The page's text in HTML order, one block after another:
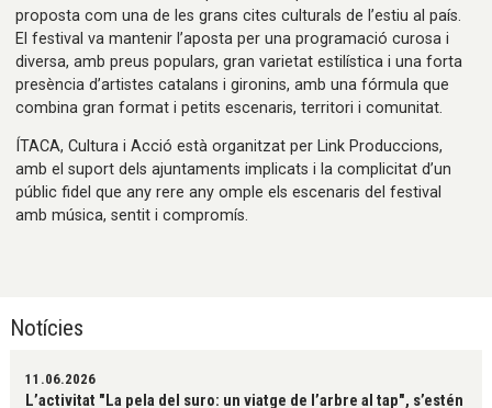
proposta com una de les grans cites culturals de l’estiu al país.
El festival va mantenir l’aposta per una programació curosa i
diversa, amb preus populars, gran varietat estilística i una forta
presència d’artistes catalans i gironins, amb una fórmula que
combina gran format i petits escenaris, territori i comunitat.
ÍTACA, Cultura i Acció està organitzat per Link Produccions,
amb el suport dels ajuntaments implicats i la complicitat d’un
públic fidel que any rere any omple els escenaris del festival
amb música, sentit i compromís.
Notícies
11.06.2026
L’activitat "La pela del suro: un viatge de l’arbre al tap", s’estén